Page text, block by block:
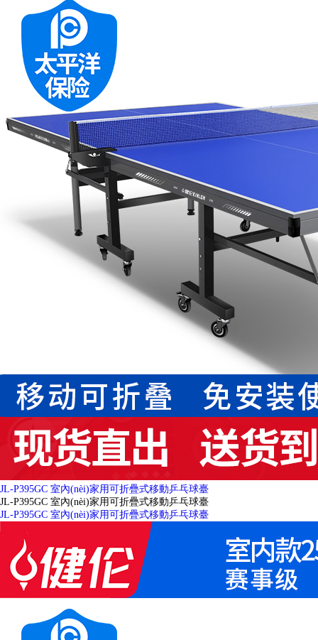
JL-P395GC 室內(nèi)家用可折疊式移動乒乓球臺
JL-P395GC 室內(nèi)家用可折疊式移動乒乓球臺
JL-P395GC 室內(nèi)家用可折疊式移動乒乓球臺